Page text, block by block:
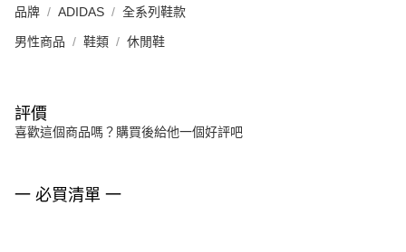
品牌 ADIDAS 全系列鞋款
男性商品 鞋類 休閒鞋
評價
喜歡這個商品嗎？購買後給他一個好評吧
一 必買清單 一